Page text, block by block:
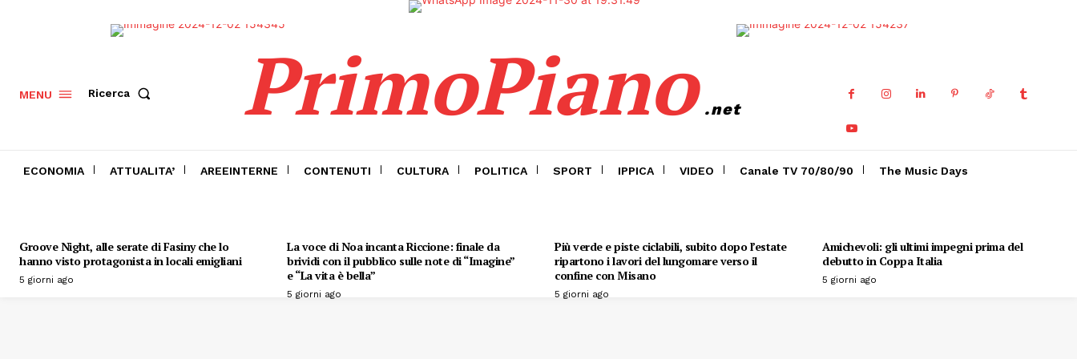
MENU Ricerca PrimoPiano .net
ECONOMIA ATTUALITA’ AREEINTERNE CONTENUTI CULTURA POLITICA SPORT IPPICA VIDEO Canale TV 70/80/90 The Music Days
Groove Night, alle serate di Fasiny che lo
hanno visto protagonista in locali emigliani
5 giorni ago
La voce di Noa incanta Riccione: finale da
brividi con il pubblico sulle note di “Imagine”
e “La vita è bella”
5 giorni ago
Più verde e piste ciclabili, subito dopo l’estate
ripartono i lavori del lungomare verso il
confine con Misano
5 giorni ago
Amichevoli: gli ultimi impegni prima del
debutto in Coppa Italia
5 giorni ago